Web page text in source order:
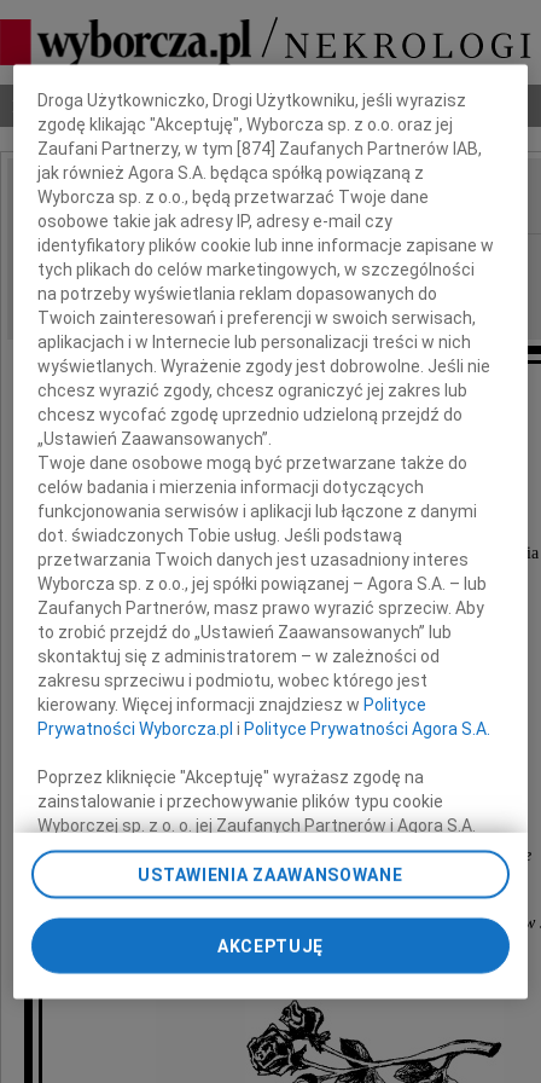
Nekrologi Odeszli Poradnik pogrzebowy
IMIĘ I NAZWISKO:
REGION: Warszawa
DATA EMISJI: 30.03.2010
Profesorowi
Tadeuszowi Kaczorkowi
wyrazy głębokiego żalu i szczerego współczucia
z powodu utraty Syna
Dariusza
składają, łącząc się w smutku i bólu
Dziekan, społeczność akademicka i przyjaciele
Zachodniopomorskiego Uniwersytetu Technologicznego w
Dbamy o Twoją prywatność
Droga Użytkowniczko, Drogi Użytkowniku, jeśli wyrazisz
zgodę klikając "Akceptuję", Wyborcza sp. z o.o. oraz jej
Zaufani Partnerzy, w tym [874 ] Zaufanych Partnerów IAB,
jak również Agora S.A. będąca spółką powiązaną z
Wyborcza sp. z o.o., będą przetwarzać Twoje dane
osobowe takie jak adresy IP, adresy e-mail czy
identyfikatory plików cookie lub inne informacje zapisane w
tych plikach do celów marketingowych, w szczególności
na potrzeby wyświetlania reklam dopasowanych do
Twoich zainteresowań i preferencji w swoich serwisach,
aplikacjach i w Internecie lub personalizacji treści w nich
wyświetlanych. Wyrażenie zgody jest dobrowolne. Jeśli nie
chcesz wyrazić zgody, chcesz ograniczyć jej zakres lub
chcesz wycofać zgodę uprzednio udzieloną przejdź do
„Ustawień Zaawansowanych”.
Twoje dane osobowe mogą być przetwarzane także do
celów badania i mierzenia informacji dotyczących
funkcjonowania serwisów i aplikacji lub łączone z danymi
dot. świadczonych Tobie usług. Jeśli podstawą
przetwarzania Twoich danych jest uzasadniony interes
Wyborcza sp. z o.o., jej spółki powiązanej – Agora S.A. – lub
Zaufanych Partnerów, masz prawo wyrazić sprzeciw. Aby
to zrobić przejdź do „Ustawień Zaawansowanych” lub
skontaktuj się z administratorem – w zależności od
zakresu sprzeciwu i podmiotu, wobec którego jest
kierowany. Więcej informacji znajdziesz w Polityce
Prywatności Wyborcza.pl i Polityce Prywatności Agora S.A.
Poprzez kliknięcie "Akceptuję" wyrażasz zgodę na
zainstalowanie i przechowywanie plików typu cookie
Wyborczej sp. z o. o. jej Zaufanych Partnerów i Agora S.A.
na Twoim urządzeniu końcowym. Możesz też w każdej
chwili zmienić swoje preferencje dot. plików cookie,
ponownie wywołując narzędzie do zarządzania Twoimi
preferencjami dot. przetwarzania danych poprzez
odnośnik „Ustawienia prywatności” w stopce serwisu i
przechodząc do sekcji „Ustawienia zaawansowane”.
Zmiana ustawień plików cookie możliwa jest także za
pomocą ustawień przeglądarki.
My, nasi Zaufani Partnerzy i Agora S.A. możemy
USTAWIENIA ZAAWANSOWANE
AKCEPTUJĘ